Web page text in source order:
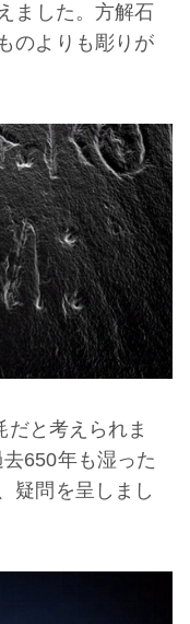
ました。方解石
のよりも彫りが
だと考えられま
650年も湿った
疑問を呈しまし